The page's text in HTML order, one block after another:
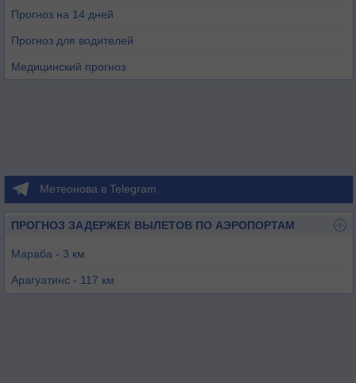
Прогноз на 14 дней
Прогноз для водителей
Медицинский прогноз
Метеонова в Telegram
ПРОГНОЗ ЗАДЕРЖЕК ВЫЛЕТОВ ПО АЭРОПОРТАМ
Мараба - 3 км
Арагуатинс - 117 км